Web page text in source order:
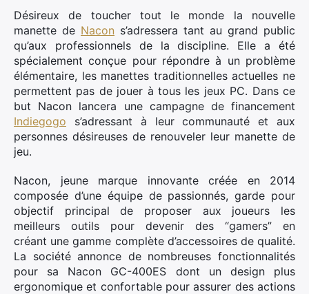
Désireux de toucher tout le monde la nouvelle
manette de Nacon s’adressera tant au grand public
qu’aux professionnels de la discipline. Elle a été
spécialement conçue pour répondre à un problème
élémentaire, les manettes traditionnelles actuelles ne
permettent pas de jouer à tous les jeux PC. Dans ce
but Nacon lancera une campagne de financement
Indiegogo s’adressant à leur communauté et aux
personnes désireuses de renouveler leur manette de
jeu.
Nacon, jeune marque innovante créée en 2014
composée d’une équipe de passionnés, garde pour
objectif principal de proposer aux joueurs les
meilleurs outils pour devenir des “gamers” en
créant une gamme complète d’accessoires de qualité.
La société annonce de nombreuses fonctionnalités
pour sa Nacon GC-400ES dont un design plus
ergonomique et confortable pour assurer des actions